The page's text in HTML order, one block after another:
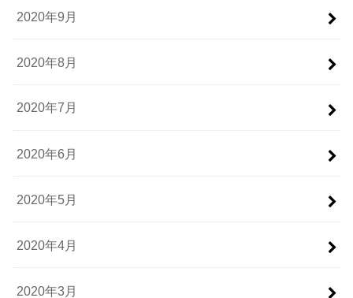
2020年9月
2020年8月
2020年7月
2020年6月
2020年5月
2020年4月
2020年3月